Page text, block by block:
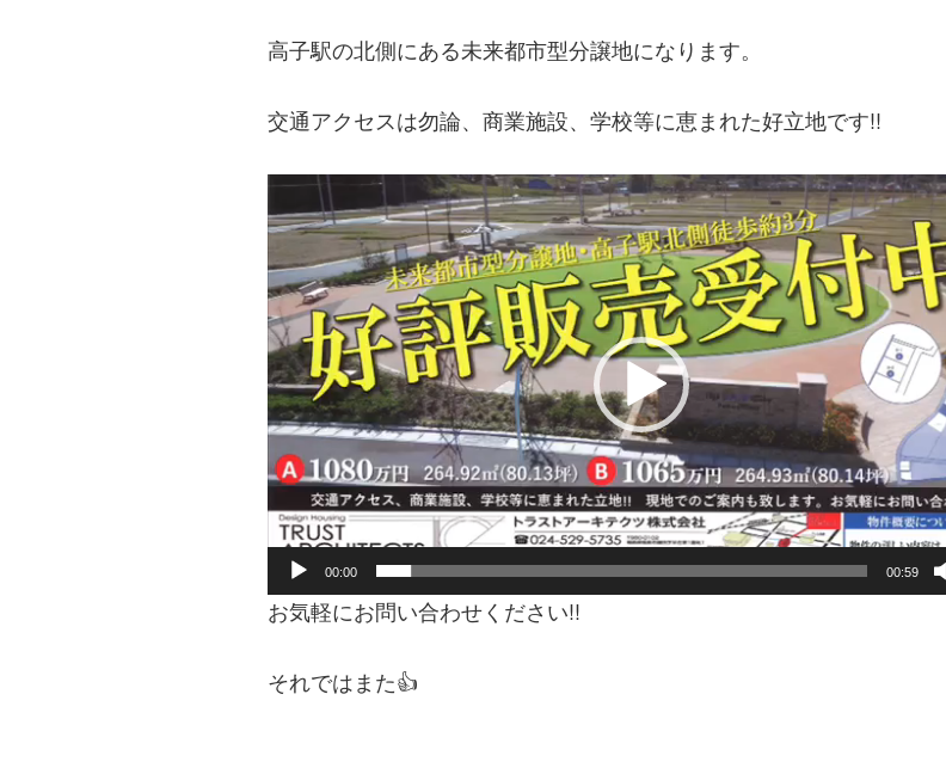
高子駅の北側にある未来都市型分譲地になります。
交通アクセスは勿論、商業施設、学校等に恵まれた好立地です!!
動
画
レ
ー
ヤ
ー
00:00 00:59
お気軽にお問い合わせください!!
それではまた👍